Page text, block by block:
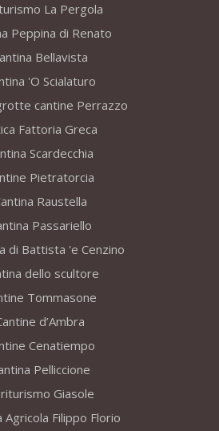
La Pergola
Peppina di Renato
Bellavista
'O Scialaturo
cantine Perrazzo
Fattoria Greca
Scardecchia
Pietratorcia
Raustella
Passariello
di Battista 'e Cenzino
dello scultore
Tommasone
d’Ambra
Cenatiempo
Pelliccione
Giasole
Agricola Filippo Florio